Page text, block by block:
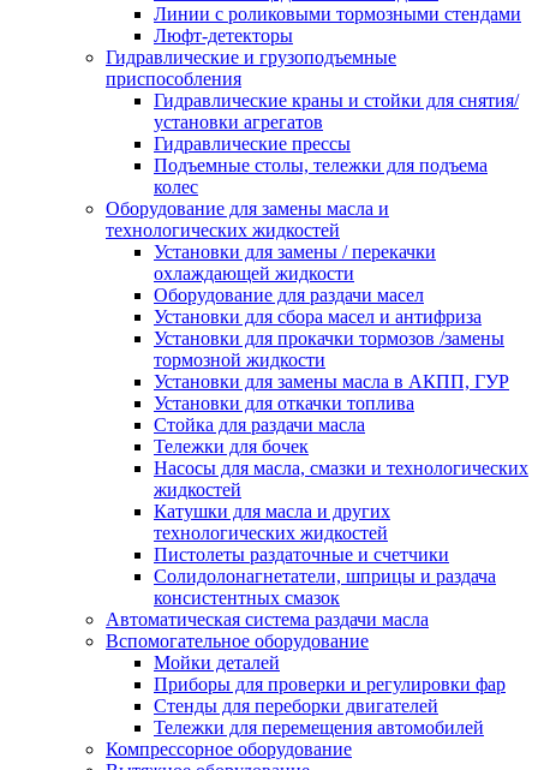
Линии с роликовыми тормозными стендами
Люфт-детекторы
Гидравлические и грузоподъемные
приспособления
Гидравлические краны и стойки для снятия/
установки агрегатов
Гидравлические прессы
Подъемные столы, тележки для подъема
колес
Оборудование для замены масла и
технологических жидкостей
Установки для замены / перекачки
охлаждающей жидкости
Оборудование для раздачи масел
Установки для сбора масел и антифриза
Установки для прокачки тормозов /замены
тормозной жидкости
Установки для замены масла в АКПП, ГУР
Установки для откачки топлива
Стойка для раздачи масла
Тележки для бочек
Насосы для масла, смазки и технологических
жидкостей
Катушки для масла и других
технологических жидкостей
Пистолеты раздаточные и счетчики
Солидолонагнетатели, шприцы и раздача
консистентных смазок
Автоматическая система раздачи масла
Вспомогательное оборудование
Мойки деталей
Приборы для проверки и регулировки фар
Стенды для переборки двигателей
Тележки для перемещения автомобилей
Компрессорное оборудование